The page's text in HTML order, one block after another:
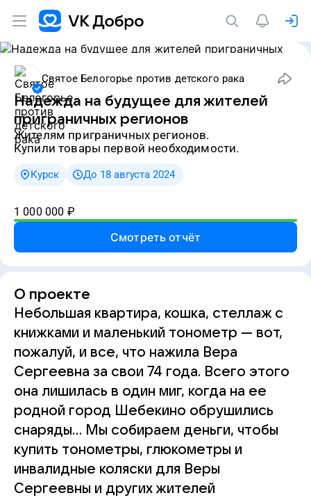
Святое Белогорье против детского рака
Надежда на будущее для жителей
приграничных регионов
жителям приграничных регионов.
Купили товары первой необходимости.
Курск До 18 августа 2024
1 000 000 ₽
Смотреть отчёт
О проекте
Небольшая квартира, кошка, стеллаж с
книжками и маленький тонометр — вот,
пожалуй, и все, что нажила Вера
Сергеевна за свои 74 года. Всего этого
она лишилась в один миг, когда на ее
родной город Шебекино обрушились
снаряды… Мы собираем деньги, чтобы
купить тонометры, глюкометры и
инвалидные коляски для Веры
Сергеевны и других жителей